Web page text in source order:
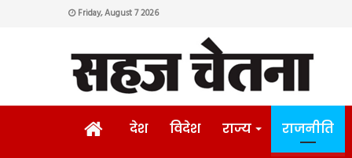
Friday, August 7 2026
HOMEदेश विदेश राज्य राजनीति